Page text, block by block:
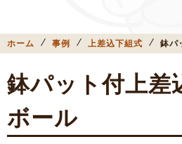
ホーム 事例 上差込下組式 鉢パ
鉢パット付上差
ボール